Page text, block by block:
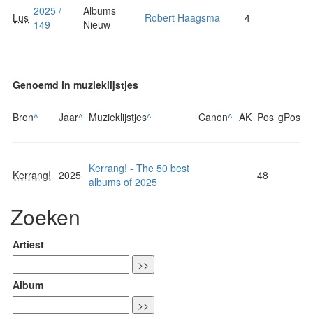
Lus 2025 /
149
Albums
Nieuw
Robert Haagsma 4
Genoemd in muzieklijstjes
Bron^ Jaar^ Muzieklijstjes^ Canon^ AK Pos gPos
Kerrang! 2025 Kerrang! - The 50 best
albums of 2025
48
Zoeken
Artiest
Album